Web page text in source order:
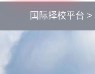
国际择校平台 >